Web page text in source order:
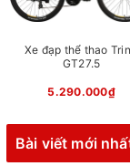
Xe đạp thể thao
GT27.5
5.290.000₫
Bài viết mới